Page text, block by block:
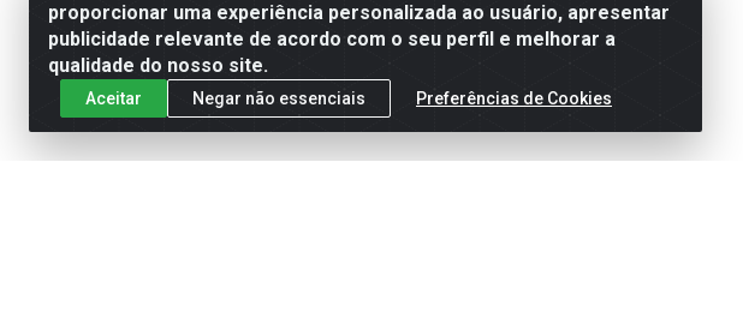
proporcionar uma experiência personalizada ao usuário, apresentar
publicidade relevante de acordo com o seu perfil e melhorar a
qualidade do nosso site.
Aceitar Negar não essenciais Preferências de Cookies